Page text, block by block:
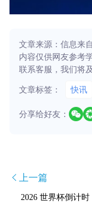
文章来源：信息来
内容仅供网友参考
联系客服，我们将
文章标签： 快讯
分享给好友：
上一篇
2026 世界杯倒计时